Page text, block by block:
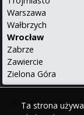
Ta strona
Warszawa
Wałbrzych
Wrocław
Zabrze
Zawiercie
Zielona Góra
About us•Privacy